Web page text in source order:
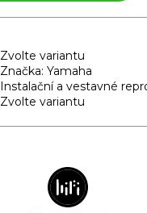
Zvolte variantu
Značka: Yamaha
Instalační a vestavné
Zvolte variantu